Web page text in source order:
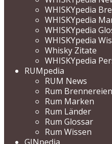
WHISKYpedia
WHISKYpedia
WHISKYpedia
WHISKYpedia
Whisky Zitate
WHISKYpedia
RUMpedia
RUM News
Rum Brennereien
Rum Marken
Rum Länder
Rum Glossar
Rum Wissen